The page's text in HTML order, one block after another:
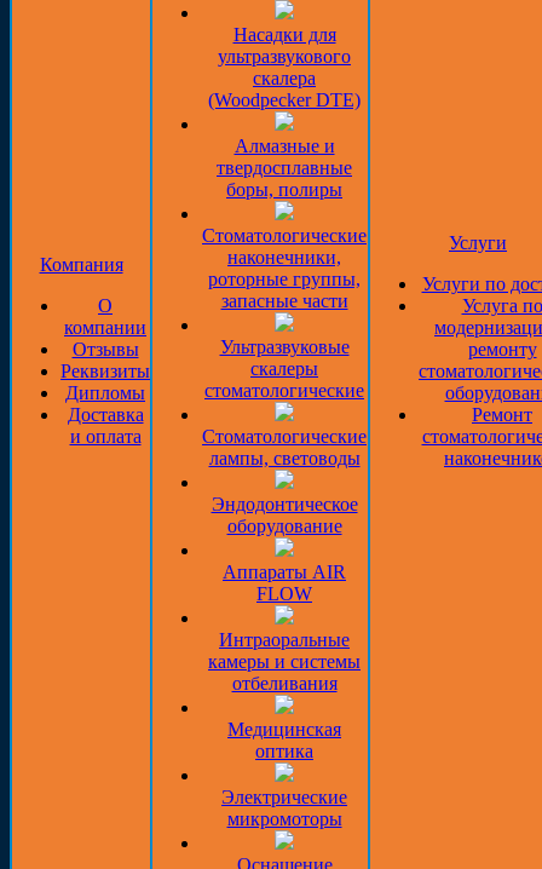
Компания
О
компании
Отзывы
Реквизиты
Дипломы
Доставка
и оплата
Насадки для
ультразвукового
скалера
(Woodpecker DTE)
Алмазные и
твердосплавные
боры, полиры
Стоматологические
наконечники,
роторные группы,
запасные части
Ультразвуковые
скалеры
стоматологические
Стоматологические
лампы, световоды
Эндодонтическое
оборудование
Аппараты AIR
FLOW
Интраоральные
камеры и системы
отбеливания
Медицинская
оптика
Электрические
микромоторы
Оснащение
Услуги
Услуги по
Услуга по
ремонту
Ремонт